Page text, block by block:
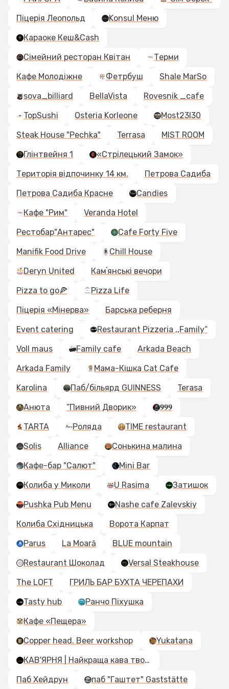
Піцерія Леопольд
Konsul Меню
Караоке Кеш&Cash
Сімейний ресторан Квітан
Терми
Кафе Молодіжне
Фетрбуш
Shale MarSo
sova_billiard
BellaVista
Rovesnik _cafe
TopSushi
Osteria Korleone
Most23I30
Steak House "Pechka"
Terrasa
MIST ROOM
Глінтвейня 1
«Стрілецький Замок»
Територія відпочинку 14 км.
Петрова Садиба
Петрова Садиба Красне
Candies
Кафе "Рим"
Veranda Hotel
Рестобар"Антарес"
Cafe Forty Five
Manifik Food Drive
Chill House
Deryn United
Камʼянські вечори
Pizza to go🍕
Pizza Life
Піцерія «Мінерва»
Барська реберня
Event catering
Restaurant Pizzeria ,,Family“
Voll maus
Family cafe
Arkada Beach
Arkada Family
Мама-Кішка Cat Cafe
Karolina
Паб/більярд GUINNESS
Terasa
Анюта
“Пивний Дворик»
𝟗𝟗𝟗
TARTA
Роляда
TIME restaurant
Solis
Alliance
Сонькина малина
Кафе-бар "Салют"
Mini Bar
Колиба у Миколи
U Rasima
Затишок
Pushka Pub Menu
Nashe cafe Zalevskiy
Колиба Східницька
Ворота Карпат
Parus
La Moară
BLUE mountain
Restaurant Шоколад
Versal Steakhouse
The LOFT
ГРИЛЬ БАР БУХТА ЧЕРЕПАХИ
Tasty hub
Ранчо Піхушка
Кафе «Пещера»
Copper head. Beer workshop
Yukatana
КАВ'ЯРНЯ | Найкраща кава твого міста 🤍
Паб Хейдрун
паб "Гаштет" Gaststättе